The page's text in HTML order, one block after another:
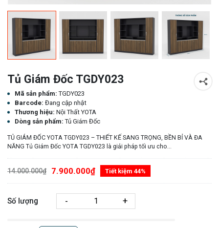
Tủ Giám Đốc TGDY023
Mã sản phẩm:TGDY023
Barcode: Đang cập nhật
Thương hiệu: Nội Thất YOTA
Dòng sản phẩm:Tủ Giám Đốc
TỦ GIÁM ĐỐC YOTA TGDY023 – THIẾT KẾ SANG TRỌNG, BỀN BỈ VÀ ĐA
NĂNG Tủ Giám Đốc YOTA TGDY023 là giải pháp tối ưu cho...
14.000.000₫ 7.900.000₫ Tiết kiệm 44%
Số lượng - +